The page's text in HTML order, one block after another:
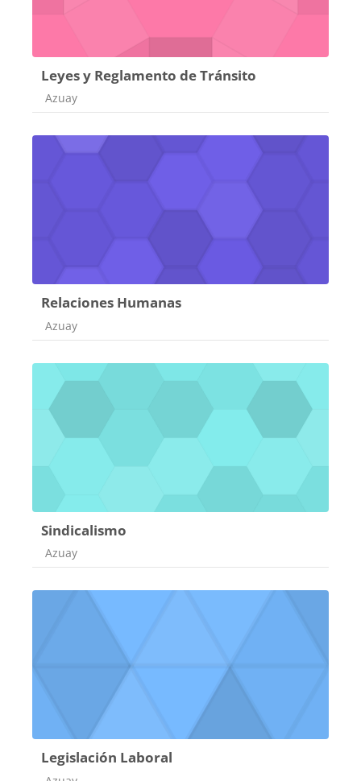
Leyes y Reglamento de Tránsito
Categoría de cursos
Azuay
Relaciones Humanas
Categoría de cursos
Azuay
Sindicalismo
Categoría de cursos
Azuay
Legislación Laboral